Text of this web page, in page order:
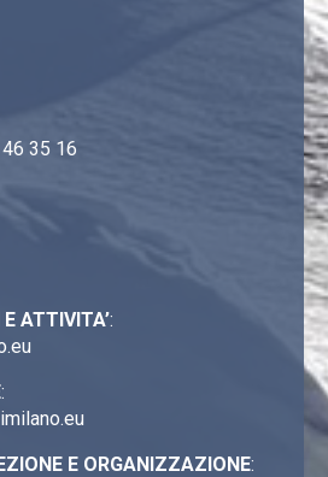
35 16
ATTIVITA’:
:
E ORGANIZZAZIONE: